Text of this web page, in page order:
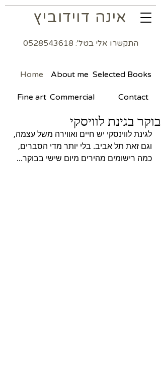
אינה דוידוביץ
התקשרו אלי בטל': 0528543618
Home
Fine art
About me
Commercial
Selected Books
Contact
בוקר בגינת לוויסקי
לגינת לווינסקי יש חיים ואווירה משל עצמה,
וגם זאת תל אביב. בלי יותר מדי הסברים,
כמה רישומים מהירים מיום שישי בבוקר...